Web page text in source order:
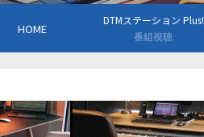
HOME
DTMステーション Plus!
番組視聴